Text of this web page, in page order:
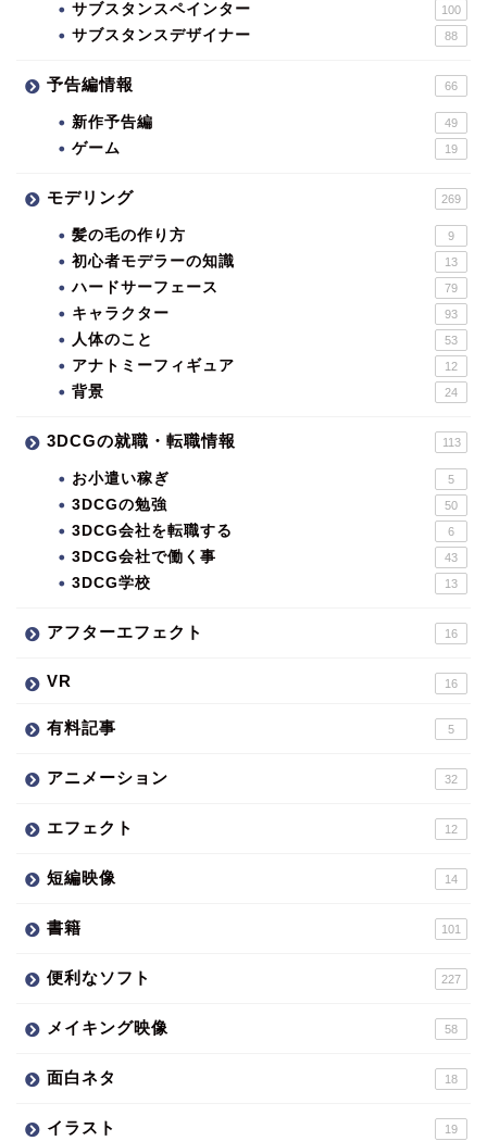
サブスタンスペインター 100
サブスタンスデザイナー 88
予告編情報 66
新作予告編 49
ゲーム 19
モデリング 269
髪の毛の作り方 9
初心者モデラーの知識 13
ハードサーフェース 79
キャラクター 93
人体のこと 53
アナトミーフィギュア 12
背景 24
3DCGの就職・転職情報 113
お小遣い稼ぎ 5
3DCGの勉強 50
3DCG会社を転職する 6
3DCG会社で働く事 43
3DCG学校 13
アフターエフェクト 16
VR 16
有料記事 5
アニメーション 32
エフェクト 12
短編映像 14
書籍 101
便利なソフト 227
メイキング映像 58
面白ネタ 18
イラスト 19